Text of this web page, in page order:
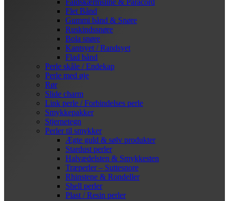
Faldskærmsline & Paracord
Flet Bånd
Gummi bånd & Snøre
Ruskindssnøre
Bola snøre
Kantsyet / Randsyet
Flad bånd
Perle skåle / Endekap
Perle med øje
Rør
Slide charm
Link perle / Forbindelses perle
Smykkepakker
Stjernetegn
Perler til smykker
Ægte guld & sølv produkter
Stardust perler
Halvædelsten & Smykkesten
Træperler – Suttesnore
Rhinstene & Rondeller
Shell perler
Plast / Resin perler